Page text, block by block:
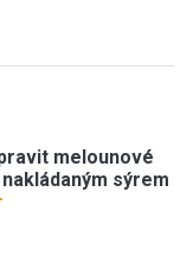
melounové
sýrem